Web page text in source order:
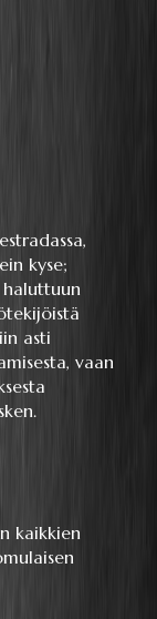
kyse;
asti
vaan
kaikkien